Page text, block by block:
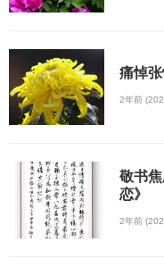
痛悼
2年前
敬书
恋》
2年前